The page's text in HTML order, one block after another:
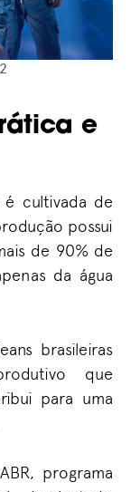
e
é cultivada de
possui
de 90% de
da água
brasileiras
que
para uma
programa